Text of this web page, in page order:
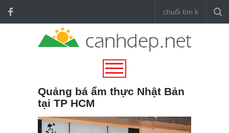
Quảng bá ẩm thực Nhật Bản
tại TP HCM